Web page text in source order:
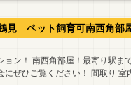
見 ペット飼育可南西角部
ョン！ 南西角部屋！最寄り駅ま
にぜひご覧ください！ 間取り 室